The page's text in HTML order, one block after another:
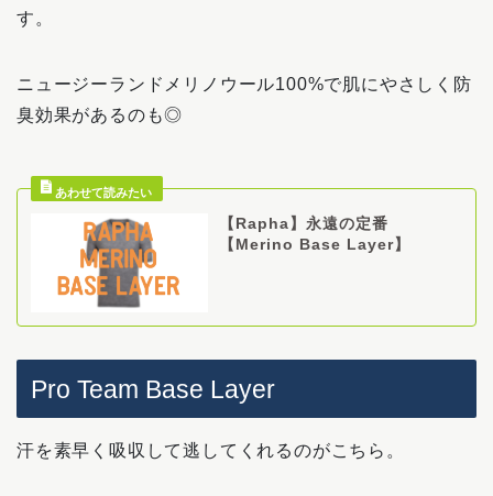
す。
ニュージーランドメリノウール100%で肌にやさしく防
臭効果があるのも◎
【Rapha】永遠の定番
【Merino Base Layer】
Pro Team Base Layer
汗を素早く吸収して逃してくれるのがこちら。